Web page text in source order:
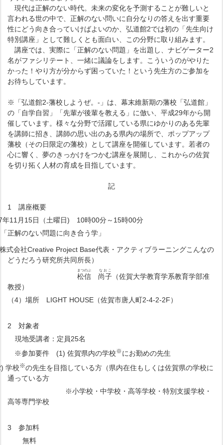
現代は正解のない時代。未来の変化を予測することが難しいと
言われる世の中で、正解のない問いに自分なりの答えを出す重要
性にどう向き合っていけばよいのか、弘道館2では初の「先生向け
特別講座」として難しくとも面白い、この分野に取り組みます。
講座では、実際に「正解のない問題」を出題し、ナビゲーター2
名がファシリテート、一緒に議論をします。こういうのがやりた
かった！やり方が分からず困っていた！という先生方のご参加を
お待ちしています。
※「弘道館2-藩校しようぜ。-」は、幕末維新期の藩校「弘道館」
の「自学自習」「先輩が後輩を教える」に倣い、平成29年から開
催しています。様々な分野で活躍している県にゆかりのある先輩
を講師に招き、講師の思い出のある県内の場所で、ポップアップ
藩校（その日限定の藩校）として講座を開催しています。若者の
心に響く、夢のきっかけをつかむ講座を展開し、これからの佐賀
を切り拓く人材の育成を目指しています。
記
1 講座概要
11月15日（土曜日) 10時00分～15時00分
正解のない問題に向き合う学」
式会社Creative Project Base代表・アクティブラーニングこんなの
どうだろう研究所共同所長）
松信
まつのぶ
尚子
なおこ
（佐賀大学教育学系教育学部准
教授）
（4）場所 LIGHT HOUSE（佐賀市唐人町2-4-2-2F）
2 対象者
現地受講者：定員25名
※参加要件 (1) 佐賀県内の学校※にお勤めの先生
※の先生を目指している方（県内在住もしくは佐賀県の学校に
通っている方
※小学校・中学校・高等学校・特別支援学校・
高等専門学校
3 参加料
無料